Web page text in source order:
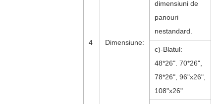
4 Dimensiune:
dimensiuni de
panouri
nestandard.
c)-Blatul:
48*26". 70*26",
78*26", 96"x26",
108"x26"